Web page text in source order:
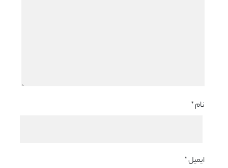
نام*
ایمیل*